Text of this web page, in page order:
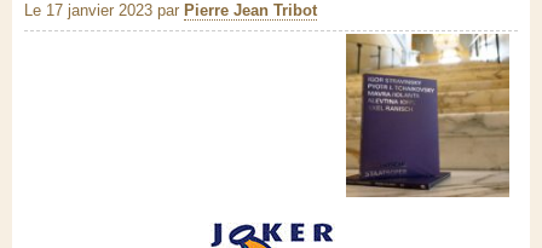
Le 17 janvier 2023 par Pierre Jean Tribot